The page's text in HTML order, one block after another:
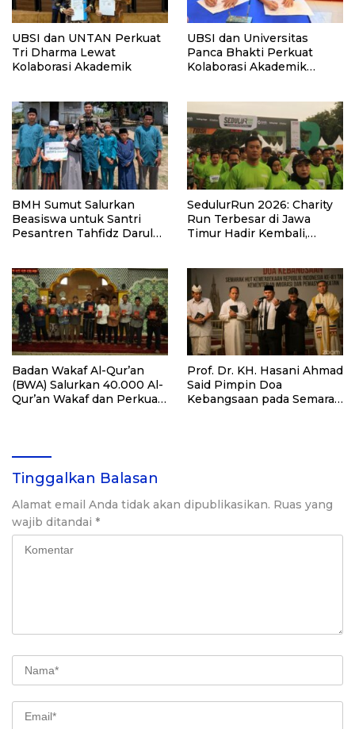
UBSI dan UNTAN Perkuat
Tri Dharma Lewat
Kolaborasi Akademik
UBSI dan Universitas
Panca Bhakti Perkuat
Kolaborasi Akademik
BMH Sumut Salurkan
Beasiswa untuk Santri
Pesantren Tahfidz Darul
SedulurRun 2026: Charity
Run Terbesar di Jawa
Timur Hadir Kembali,
Santri dan Guru Honorer
Badan Wakaf Al-Qur’an
(BWA) Salurkan 40.000 Al-
Qur’an Wakaf dan Perkuat
Prof. Dr. KH. Hasani Ahmad
Said Pimpin Doa
Kebangsaan pada Semarak
Tinggalkan Balasan
Alamat email Anda tidak akan dipublikasikan. Ruas yang
wajib ditandai *